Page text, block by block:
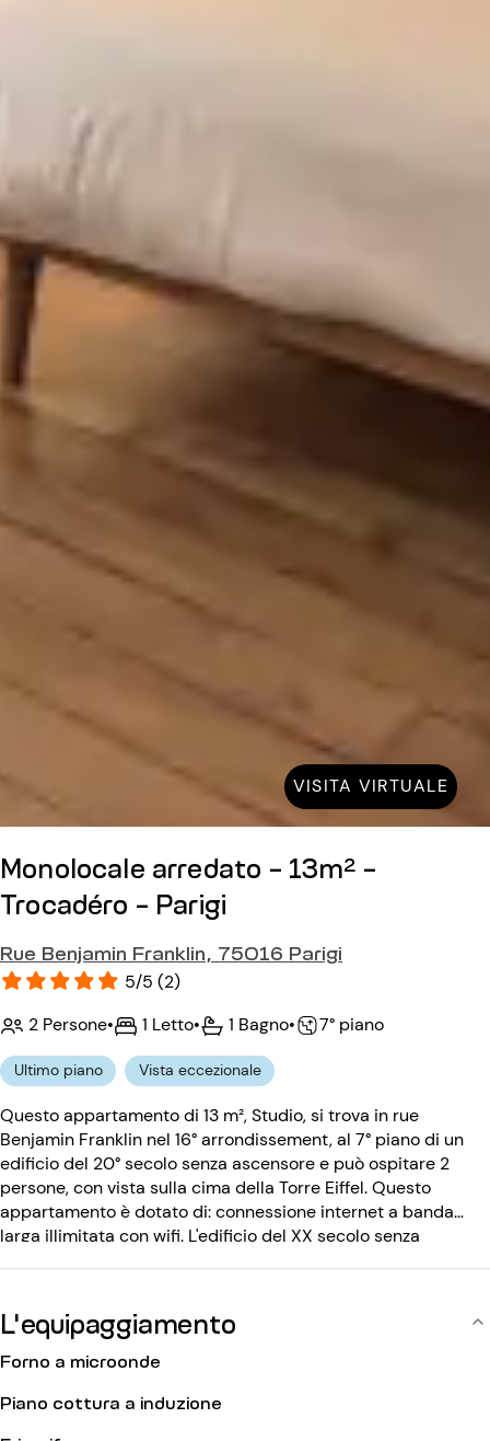
VISITA VIRTUALE
Monolocale arredato - 13m² -
Trocadéro - Parigi
Rue Benjamin Franklin, 75016 Parigi
5/5 (2)
2 Persone• 1 Letto• 1 Bagno• 7° piano
Ultimo piano Vista eccezionale
Questo appartamento di 13 m², Studio, si trova in rue
Benjamin Franklin nel 16° arrondissement, al 7° piano di un
edificio del 20° secolo senza ascensore e può ospitare 2
persone, con vista sulla cima della Torre Eiffel. Questo
appartamento è dotato di: connessione internet a banda
larga illimitata con wifi. L'edificio del XX secolo senza
L'equipaggiamento
Forno a microonde
Piano cottura a induzione